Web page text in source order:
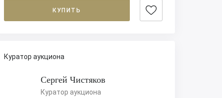
КУПИТЬ
Куратор аукциона
Сергей Чистяков
Куратор аукциона